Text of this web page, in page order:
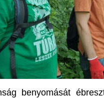
benyomását